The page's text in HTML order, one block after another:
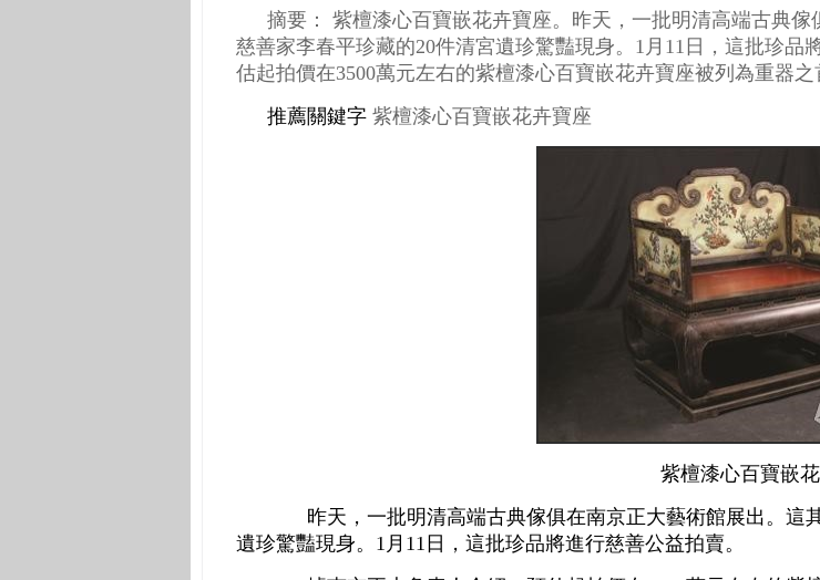
摘要： 紫檀漆心百寶嵌花卉寶座。 昨天，一批明清高端古典
慈善家李春平珍藏的20件清宮遺珍驚豔現身。 1 月 11 日，這批珍品
估起拍價在3500萬元左右的紫檀漆心百寶嵌花卉寶座被列為重器
推薦關鍵字 紫檀漆心百寶嵌花卉寶座
紫檀漆心百寶嵌花
昨天，一批明清高端古典傢俱在南京正大藝術館展出。這
遺珍驚豔現身。 1 月 11 日，這批珍品將進行慈善公益拍賣。